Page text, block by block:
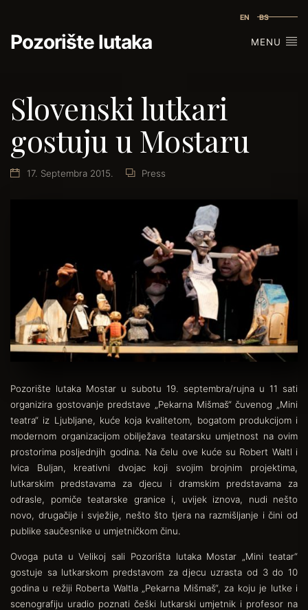
EN BS
Pozorište lutaka MENU
Slovenski lutkari
gostuju u Mostaru
17. Septembra 2015. Press
Pozorište lutaka Mostar u subotu 19. septembra/rujna u 11 sati
organizira gostovanje predstave „Pekarna Mišmaš“ čuvenog „Mini
teatra“ iz Ljubljane, kuće koja kvalitetom, bogatom produkcijom i
modernom organizacijom obilježava teatarsku umjetnost na ovim
prostorima posljednjih godina. Na čelu ove kuće su Robert Waltl i
Ivica Buljan, kreativni dvojac koji svojim brojnim projektima,
lutkarskim predstavama za djecu i dramskim predstavama za
odrasle, pomiče teatarske granice i, uvijek iznova, nudi nešto
novo, drugačije i svježije, nešto što tjera na razmišljanje i čini od
publike saučesnike u umjetničkom činu.
Ovoga puta u Velikoj sali Pozorišta lutaka Mostar „Mini teatar“
gostuje sa lutkarskom predstavom za djecu uzrasta od 3 do 10
godina u režiji Roberta Waltla „Pekarna Mišmaš“, za koju je lutke i
scenografiju uradio poznati češki lutkarski umjetnik i profesor na